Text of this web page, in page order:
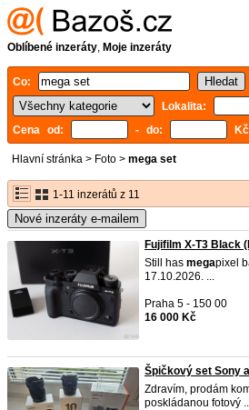
Oblíbené inzeráty, Moje inzeráty
Co:
Lokalita:
Cena od:
- do: Kč
Hlavní stránka > Foto > mega set
1-11 inzerátů z 11
Nové inzeráty e-mailem
Fujifilm X-T3 Black
Still has megapixel
17.10.2026. ...
Praha 5 - 150 00
16 000 Kč
Špičkový set Sony
Zdravím, prodám
poskládanou fotový